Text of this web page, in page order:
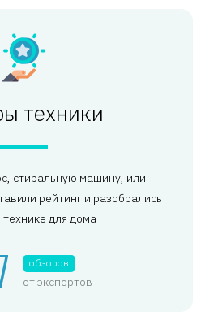
техники
стиральную машину, или
рейтинг и разобрались
для дома
обзоров
от экспертов